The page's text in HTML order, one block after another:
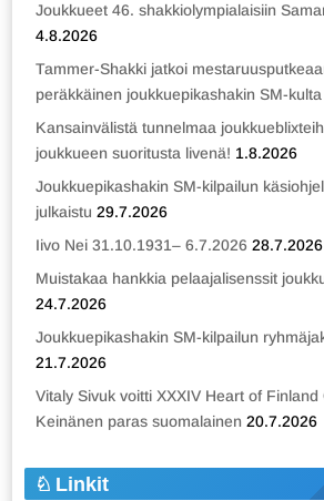
Joukkueet 46. shakkiolympialaisiin
4.8.2026
Tammer-Shakki jatkoi
peräkkäinen joukkuepikashakin SM-kulta
Kansainvälistä tunnelmaa
joukkueen suoritusta livenä! 1.8.2026
Joukkuepikashakin SM-kilpailun
julkaistu 29.7.2026
Iivo Nei 31.10.1931– 6.7.2026 28.7.2026
Muistakaa hankkia pelaajalisenssit
24.7.2026
Joukkuepikashakin SM-kilpailun
21.7.2026
Vitaly Sivuk voitti XXXIV Heart of
Keinänen paras suomalainen 20.7.2026
Linkit